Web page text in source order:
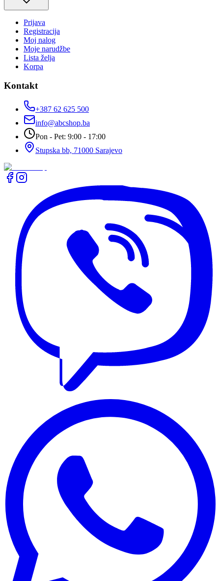
Prijava
Registracija
Moj nalog
Moje narudžbe
Lista želja
Korpa
Kontakt
+387 62 625 500
info@abcshop.ba
Pon - Pet: 9:00 - 17:00
Stupska bb, 71000 Sarajevo